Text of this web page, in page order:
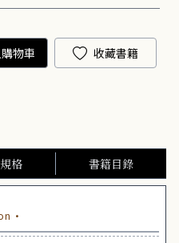
物車 收藏書籍
格 書籍目錄